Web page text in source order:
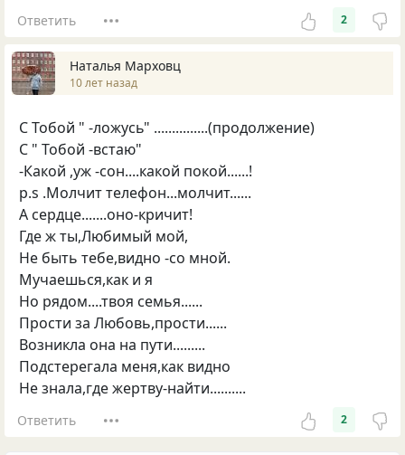
Ответить 2
Наталья Марховц
10 лет назад
С Тобой " -ложусь" ...............(продолжение)
С " Тобой -встаю"
-Какой ,уж -сон....какой покой......!
p.s .Молчит телефон...молчит......
А сердце.......оно-кричит!
Где ж ты,Любимый мой,
Не быть тебе,видно -со мной.
Мучаешься,как и я
Но рядом....твоя семья......
Прости за Любовь,прости......
Возникла она на пути.........
Подстерегала меня,как видно
Не знала,где жертву-найти..........
Ответить 2